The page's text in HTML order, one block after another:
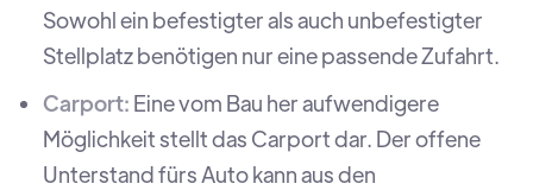
Sowohl ein befestigter als auch unbefestigter
Stellplatz benötigen nur eine passende Zufahrt.
Carport: Eine vom Bau her aufwendigere
Möglichkeit stellt das Carport dar. Der offene
Unterstand fürs Auto kann aus den